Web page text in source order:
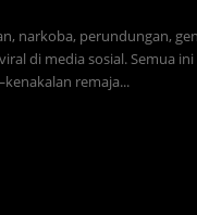
narkoba, perundungan,
di media sosial. Semua
remaja...